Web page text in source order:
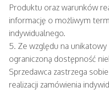
Produktu oraz warunków
informację o możliwym
indywidualnego.
5. Ze względu na
ograniczoną dostępność
Sprzedawca zastrzega
realizacji zamówienia